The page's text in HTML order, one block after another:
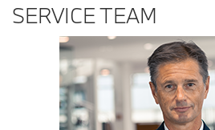
SERVICE TEAM